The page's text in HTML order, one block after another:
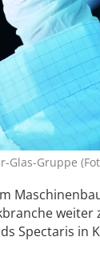
Gruppe
weiter
Spectaris in